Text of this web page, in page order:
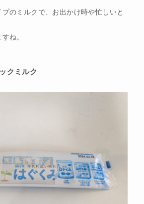
のミルクで、お出かけ時や忙しいと
ね。
クミルク